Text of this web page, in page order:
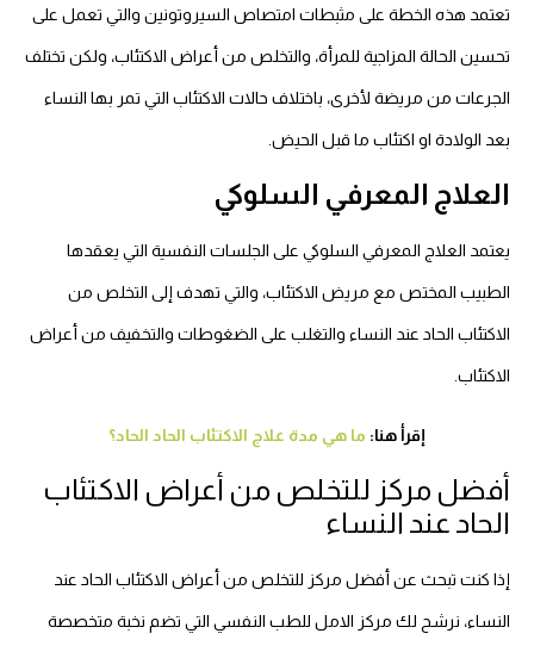
تعتمد هذه الخطة على مثبطات امتصاص السيروتونين والتي تعمل على
تحسين الحالة المزاجية للمرأة، والتخلص من أعراض الاكتئاب، ولكن تختلف
الجرعات من مريضة لأخرى، باختلاف حالات الاكتئاب التي تمر بها النساء
بعد الولادة او اكتئاب ما قبل الحيض.
العلاج المعرفي السلوكي
يعتمد العلاج المعرفي السلوكي على الجلسات النفسية التي يعقدها
الطبيب المختص مع مريض الاكتئاب، والتي تهدف إلى التخلص من
الاكتئاب الحاد عند النساء والتغلب على الضغوطات والتخفيف من أعراض
الاكتئاب.
إقرأ هنا: ما هي مدة علاج الاكتئاب الحاد الحاد؟
أفضل مركز للتخلص من أعراض الاكتئاب
الحاد عند النساء
إذا كنت تبحث عن أفضل مركز للتخلص من أعراض الاكتئاب الحاد عند
النساء، نرشح لك مركز الامل للطب النفسي التي تضم نخبة متخصصة